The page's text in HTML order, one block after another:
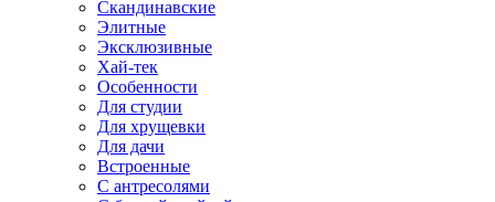
Скандинавские
Элитные
Эксклюзивные
Хай-тек
Особенности
Для студии
Для хрущевки
Для дачи
Встроенные
С антресолями